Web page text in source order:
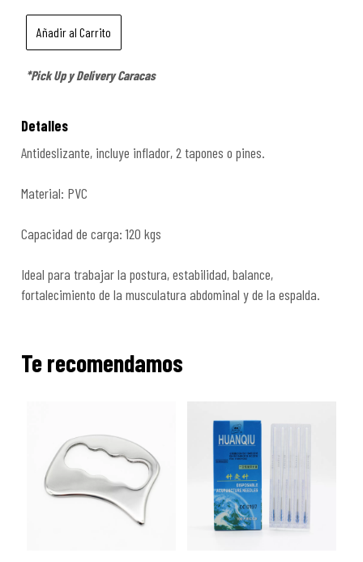
*Pick Up y Delivery Caracas
Detalles
Antideslizante, incluye inflador, 2 tapones o pines.
Material: PVC
Capacidad de carga: 120 kgs
Ideal para trabajar la postura, estabilidad, balance,
fortalecimiento de la musculatura abdominal y de la espalda.
Te recomendamos